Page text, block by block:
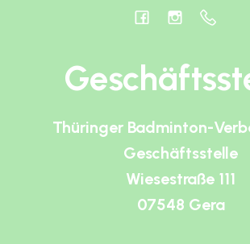
Thüringer Badminton-
Geschäftsstelle
Wiesestraße 111
07548 Gera